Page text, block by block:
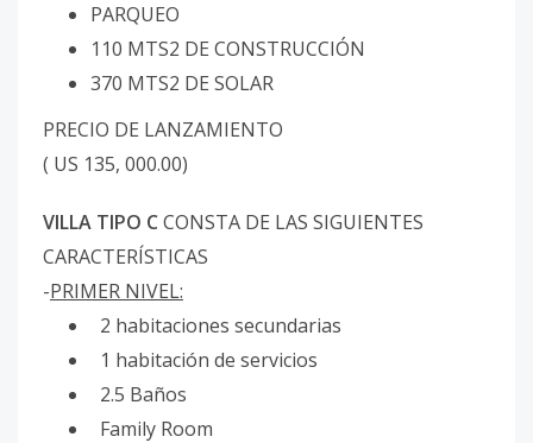
PARQUEO
110 MTS2 DE CONSTRUCCIÓN
370 MTS2 DE SOLAR
PRECIO DE LANZAMIENTO
( US 135, 000.00)
VILLA TIPO CCONSTA DE LAS SIGUIENTES
CARACTERÍSTICAS
-PRIMER NIVEL:
2 habitaciones secundarias
1 habitación de servicios
2.5 Baños
Family Room